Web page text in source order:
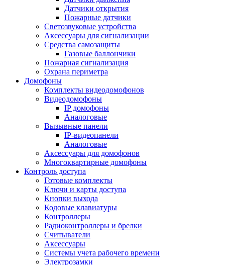
Датчики открытия
Пожарные датчики
Светозвуковые устройства
Аксессуары для сигнализации
Средства самозащиты
Газовые баллончики
Пожарная сигнализация
Охрана периметра
Домофоны
Комплекты видеодомофонов
Видеодомофоны
IP домофоны
Аналоговые
Вызывные панели
IP-видеопанели
Аналоговые
Аксессуары для домофонов
Многоквартирные домофоны
Контроль доступа
Готовые комплекты
Ключи и карты доступа
Кнопки выхода
Кодовые клавиатуры
Контроллеры
Радиоконтроллеры и брелки
Считыватели
Аксессуары
Системы учета рабочего времени
Электрозамки